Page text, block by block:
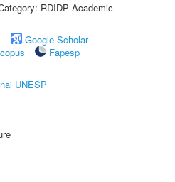
RDIDP Academic
Google Scholar
Fapesp
UNESP